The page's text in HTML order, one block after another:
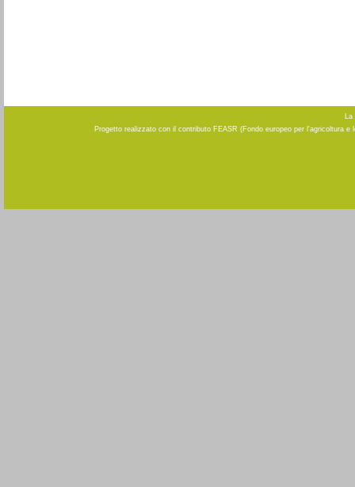
La
Progetto realizzato con il contributo FEASR (Fondo europeo per l'agricoltura